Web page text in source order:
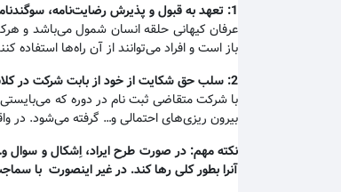
1: تعهد به قبول و پذیرش رضایت‌نامه،
عرفان کیهانی حلقه انسان شمول می‌باشد و
باز است و افراد می‌توانند از آن راه‌ها
2: سلب حق شکایت از خود از بابت شرکت در
با شرکت متقاضی ثبت نام در دوره که
بیرون ریزی‌های احتمالی و… گرفته می‌شود. در
نکته مهم: در صورت طرح ایراد، اِشکال و سوال
آنرا بطور کلی رها کند. در غیر اینصورت با